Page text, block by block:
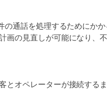
通話を処理するためにか
画の見直しが可能になり、
とオペレーターが接続する